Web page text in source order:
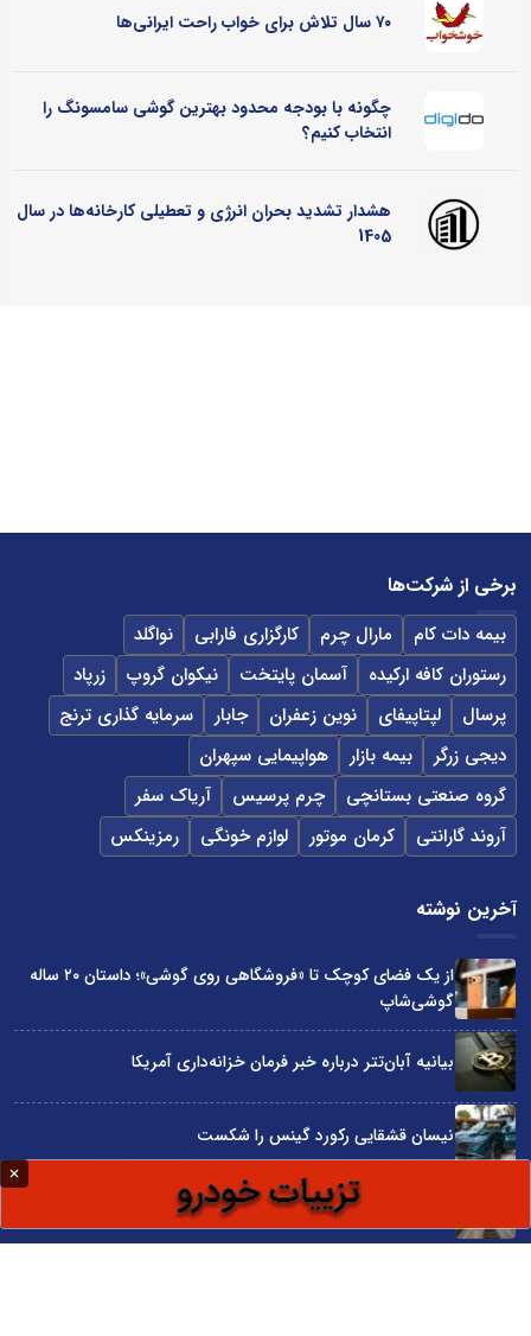
۷۰ سال تلاش برای خواب راحت ایرانی‌ها
چگونه با بودجه محدود بهترین گوشی سامسونگ را
انتخاب کنیم؟
هشدار تشدید بحران انرژی و تعطیلی کارخانه‌ها در سال
1405
برخی از شرکت‌ها
بیمه دات کام مارال چرم کارگزاری فارابی
نواگلد
رستوران کافه ارکیده
آسمان پایتخت نیکوان گروپ
زرپاد
پرسال
لپتاپیفای نوین زعفران جابار
سرمایه گذاری ترنج
دیجی زرگر
بیمه بازار
هواپیمایی سپهران
گروه صنعتی بستانچی
چرم پرسیس
آریاک سفر
آروند گارانتی
کرمان موتور لوازم خونگی رمزینکس
آخرین نوشته
از یک فضای کوچک تا «فروشگاهی روی گوشی»؛ داستان ۲۰ ساله
گوشی‌شاپ
بیانیه آبان‌تتر درباره خبر فرمان خزانه‌داری آمریکا
نیسان قشقایی رکورد گینس را شکست
توسعه ایران با شعار محقق نمی‌شود